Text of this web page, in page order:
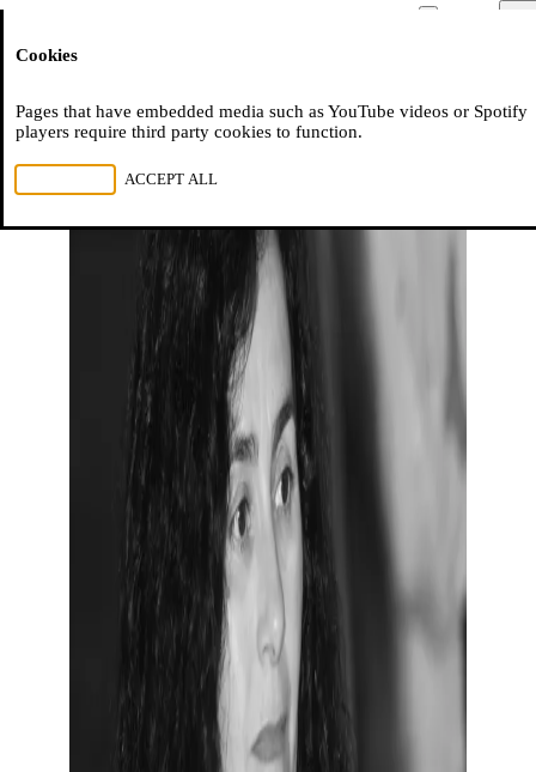
Cookies
Pages that have embedded media such as YouTube videos or Spotify
players require third party cookies to function.
ACCEPT ALL